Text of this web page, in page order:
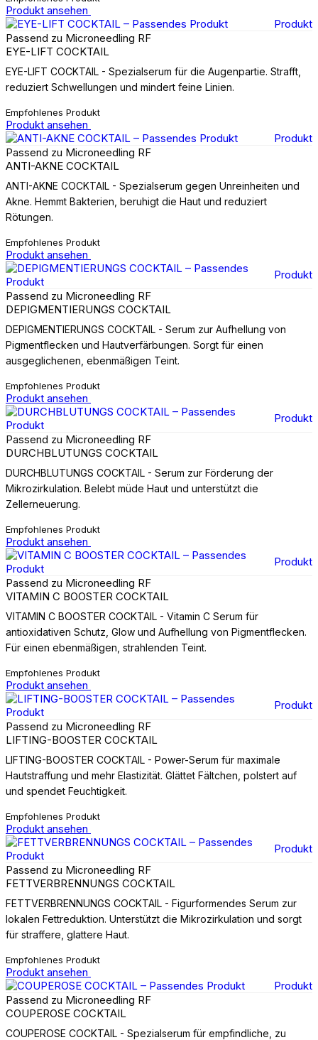
Produkt ansehen
Produkt
Passend zu Microneedling RF
EYE-LIFT COCKTAIL
EYE-LIFT COCKTAIL - Spezialserum für die Augenpartie. Strafft,
reduziert Schwellungen und mindert feine Linien.
Empfohlenes Produkt
Produkt ansehen
Produkt
Passend zu Microneedling RF
ANTI-AKNE COCKTAIL
ANTI-AKNE COCKTAIL - Spezialserum gegen Unreinheiten und
Akne. Hemmt Bakterien, beruhigt die Haut und reduziert
Rötungen.
Empfohlenes Produkt
Produkt ansehen
Produkt
Passend zu Microneedling RF
DEPIGMENTIERUNGS COCKTAIL
DEPIGMENTIERUNGS COCKTAIL - Serum zur Aufhellung von
Pigmentflecken und Hautverfärbungen. Sorgt für einen
ausgeglichenen, ebenmäßigen Teint.
Empfohlenes Produkt
Produkt ansehen
Produkt
Passend zu Microneedling RF
DURCHBLUTUNGS COCKTAIL
DURCHBLUTUNGS COCKTAIL - Serum zur Förderung der
Mikrozirkulation. Belebt müde Haut und unterstützt die
Zellerneuerung.
Empfohlenes Produkt
Produkt ansehen
Produkt
Passend zu Microneedling RF
VITAMIN C BOOSTER COCKTAIL
VITAMIN C BOOSTER COCKTAIL - Vitamin C Serum für
antioxidativen Schutz, Glow und Aufhellung von Pigmentflecken.
Für einen ebenmäßigen, strahlenden Teint.
Empfohlenes Produkt
Produkt ansehen
Produkt
Passend zu Microneedling RF
LIFTING-BOOSTER COCKTAIL
LIFTING-BOOSTER COCKTAIL - Power-Serum für maximale
Hautstraffung und mehr Elastizität. Glättet Fältchen, polstert auf
und spendet Feuchtigkeit.
Empfohlenes Produkt
Produkt ansehen
Produkt
Passend zu Microneedling RF
FETTVERBRENNUNGS COCKTAIL
FETTVERBRENNUNGS COCKTAIL - Figurformendes Serum zur
lokalen Fettreduktion. Unterstützt die Mikrozirkulation und sorgt
für straffere, glattere Haut.
Empfohlenes Produkt
Produkt ansehen
Produkt
Passend zu Microneedling RF
COUPEROSE COCKTAIL
COUPEROSE COCKTAIL - Spezialserum für empfindliche, zu